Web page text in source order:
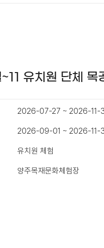
유치원 단체 목
2026-07-27 ~ 2026-11-
2026-09-01 ~ 2026-11-
유치원 체험
양주목재문화체험장